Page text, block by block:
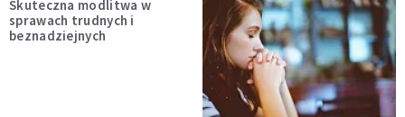
Skuteczna modlitwa w
sprawach trudnych i
beznadziejnych